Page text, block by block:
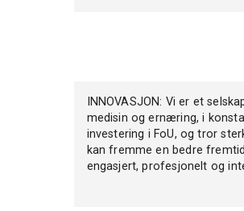
INNOVASJON: Vi er et
medisin og ernæring, i
investering i FoU, og tror
kan fremme en bedre
engasjert, profesjonelt og